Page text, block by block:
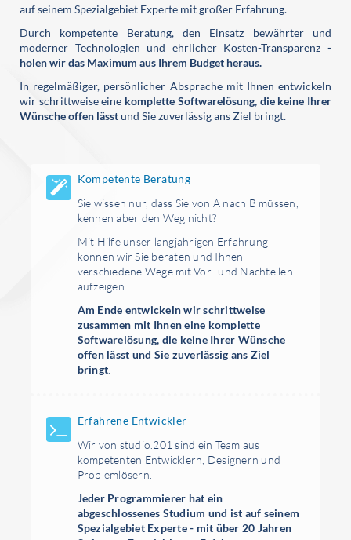
auf seinem Spezialgebiet Experte mit großer Erfahrung.
Durch kompetente Beratung, den Einsatz bewährter und
moderner Technologien und ehrlicher Kosten-Transparenz -
holen wir das Maximum aus Ihrem Budget heraus.
In regelmäßiger, persönlicher Absprache mit Ihnen entwickeln
wir schrittweise eine komplette Softwarelösung, die keine Ihrer
Wünsche offen lässtund Sie zuverlässig ans Ziel bringt.
Kompetente Beratung
Sie wissen nur, dass Sie von A nach B müssen,
kennen aber den Weg nicht?
Mit Hilfe unser langjährigen Erfahrung
können wir Sie beraten und Ihnen
verschiedene Wege mit Vor- und Nachteilen
aufzeigen.
Am Ende entwickeln wir schrittweise
zusammen mit Ihnen eine komplette
Softwarelösung, die keine Ihrer Wünsche
offen lässt und Sie zuverlässig ans Ziel
bringt
Erfahrene Entwickler
Wir von studio.201 sind ein Team aus
kompetenten Entwicklern, Designern und
Problemlösern.
Jeder Programmierer hat ein
abgeschlossenes Studium und ist auf seinem
Spezialgebiet Experte - mit über 20 Jahren